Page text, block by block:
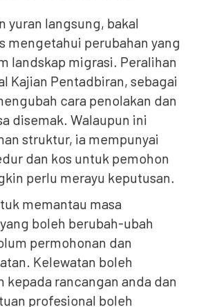
yuran langsung, bakal
mengetahui perubahan yang
landskap migrasi. Peralihan
Kajian Pentadbiran, sebagai
cara penolakan dan
disemak. Walaupun ini
struktur, ia mempunyai
dan kos untuk pemohon
perlu merayu keputusan.
memantau masa
boleh berubah-ubah
permohonan dan
Kelewatan boleh
kepada rancangan anda dan
profesional boleh